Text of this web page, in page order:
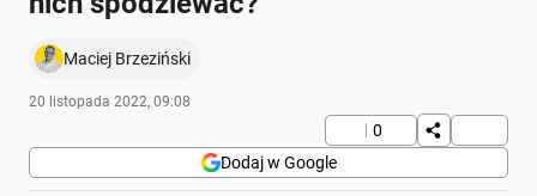
Maciej Brzeziński
20 listopada 2022, 09:08
0
Dodaj w Google